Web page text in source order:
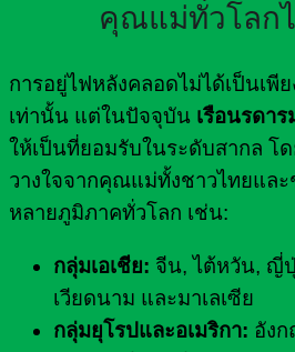
คุณแม่ทั่วโลกไ
การอยู่ไฟหลังคลอดไม่ได้เป็นเพี
เท่านั้น แต่ในปัจจุบัน เรือนรดาร
ให้เป็นที่ยอมรับในระดับสากล โด
วางใจจากคุณแม่ทั้งชาวไทยแล
หลายภูมิภาคทั่วโลก เช่น:
กลุ่มเอเชีย: จีน, ไต้หวัน, ญี่
เวียดนาม และมาเลเซีย
กลุ่มยุโรปและอเมริกา: อังก